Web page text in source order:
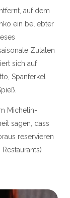
auf dem
ein beliebter
Zutaten
sich auf
Spanferkel
Michelin-
sagen, dass
reservieren